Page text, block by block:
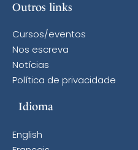
Outros links
Cursos/eventos
Nos escreva
Notícias
Política de privacidade
Idioma
English